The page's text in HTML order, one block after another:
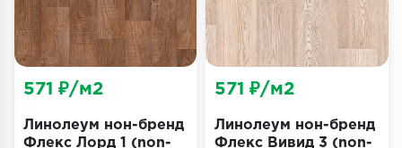
Ковровая плитка
Плинтус
Подложка
Линолеум нон-бренд
Флекс Лорд 1 (non-
571 ₽/м2
Линолеум нон-бренд
Флекс Вивид 3 (non-
571 ₽/м2